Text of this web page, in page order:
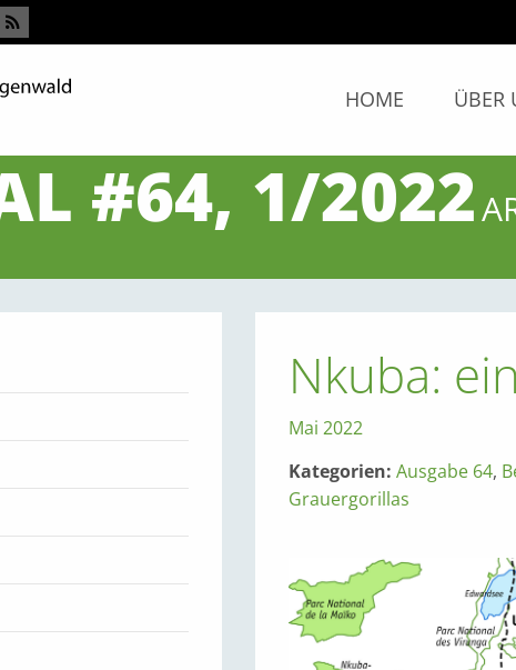
HOME ÜBER
#64, 1/2022
Nkuba:
Mai 2022
Kategorien: Ausgabe 64,
Grauergorillas